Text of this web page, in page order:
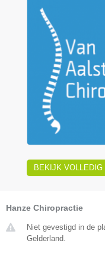
BEKIJK VOLLEDIG
Hanze Chiropractie
Niet gevestigd in de
Gelderland.